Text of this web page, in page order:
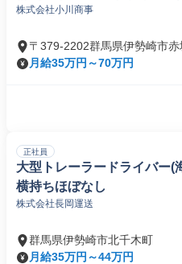
株式会社小川商事
〒379-2202群馬県伊勢崎市
月給35万円～70万円
正社員
大型トレーラードライバー(
横持ちほぼなし
株式会社長岡運送
群馬県伊勢崎市北千木町
月給35万円～44万円